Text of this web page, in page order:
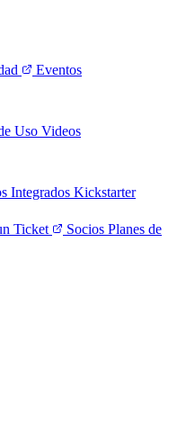
Eventos
Uso Videos
Integrados Kickstarter
Ticket Socios Planes de